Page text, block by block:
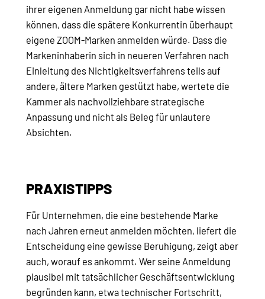
ihrer eigenen Anmeldung gar nicht habe wissen
können, dass die spätere Konkurrentin überhaupt
eigene ZOOM-Marken anmelden würde. Dass die
Markeninhaberin sich in neueren Verfahren nach
Einleitung des Nichtigkeitsverfahrens teils auf
andere, ältere Marken gestützt habe, wertete die
Kammer als nachvollziehbare strategische
Anpassung und nicht als Beleg für unlautere
Absichten.
PRAXISTIPPS
Für Unternehmen, die eine bestehende Marke
nach Jahren erneut anmelden möchten, liefert die
Entscheidung eine gewisse Beruhigung, zeigt aber
auch, worauf es ankommt. Wer seine Anmeldung
plausibel mit tatsächlicher Geschäftsentwicklung
begründen kann, etwa technischer Fortschritt,